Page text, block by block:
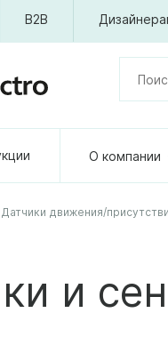
B2B
О компании
Датчики движения/
и